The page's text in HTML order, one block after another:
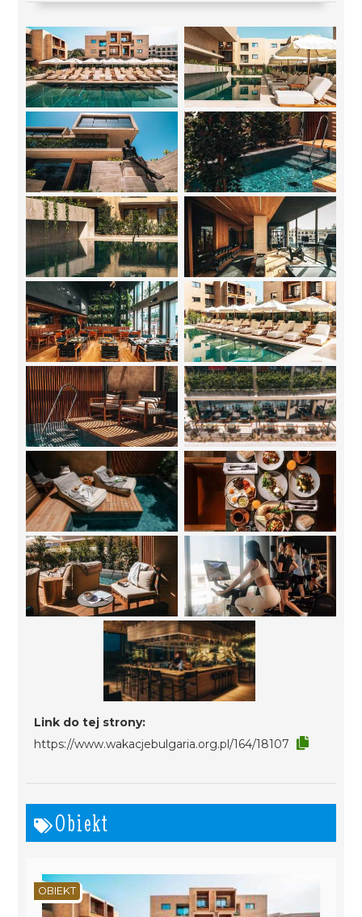
Link do tej strony:
https://www.wakacjebulgaria.org.pl/164/18107
Obiekt
OBIEKT